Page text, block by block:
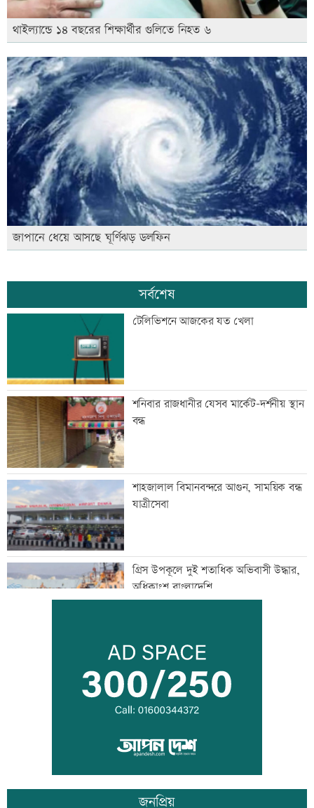
থাইল্যান্ডে ১৪ বছরের শিক্ষার্থীর গুলিতে নিহত ৬
জাপানে ধেয়ে আসছে ঘূর্ণিঝড় ডলফিন
সর্বশেষ
টেলিভিশনে আজকের যত খেলা
শনিবার রাজধানীর যেসব মার্কেট-দর্শনীয় স্থান
বন্ধ
শাহজালাল বিমানবন্দরে আগুন, সাময়িক বন্ধ
যাত্রীসেবা
গ্রিস উপকূলে দুই শতাধিক অভিবাসী উদ্ধার,
অধিকাংশ বাংলাদেশি
অস্থির বাজারে আজ স্বর্ণের ভরি কত
মেয়েদের আপত্তিকর ছবি তুলে বয়ফ্রেন্ডকে
পাঠাতেন ইবি ছাত্রী
জনপ্রিয়